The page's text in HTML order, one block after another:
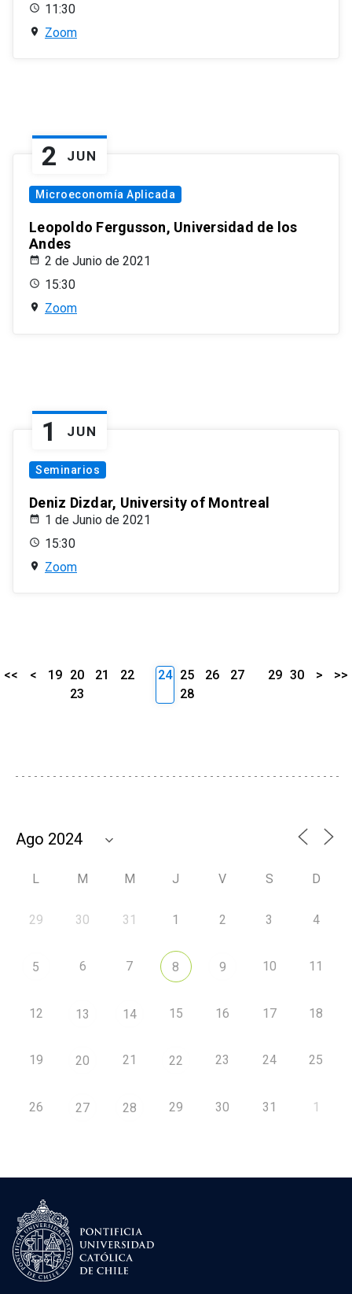
11:30
Zoom
2 JUN
Microeconomía Aplicada
Leopoldo Fergusson, Universidad de los
Andes
2 de Junio de 2021
15:30
Zoom
1 JUN
Seminarios
Deniz Dizdar, University of Montreal
1 de Junio de 2021
15:30
Zoom
<< < 19 20 21
22
23
24 25 26
27
28
29 30 > >>
L M M J V S D
29 30 31 1 2 3 4
5 6 7 8 9 10 11
12 13 14 15 16 17 18
19 20 21 22 23 24 25
26 27 28 29 30 31 1